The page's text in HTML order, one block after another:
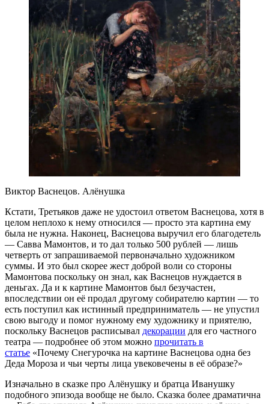
​Виктор Васнецов. Алёнушка
Кстати, Третьяков даже не удостоил ответом Васнецова, хотя в
целом неплохо к нему относился — просто эта картина ему
была не нужна. Наконец, Васнецова выручил его благодетель
— Савва Мамонтов, и то дал только 500 рублей — лишь
четверть от запрашиваемой первоначально художником
суммы. И это был скорее жест доброй воли со стороны
Мамонтова поскольку он знал, как Васнецов нуждается в
деньгах. Да и к картине Мамонтов был безучастен,
впоследствии он её продал другому собирателю картин — то
есть поступил как истинный предприниматель — не упустил
свою выгоду и помог нужному ему художнику и приятелю,
поскольку Васнецов расписывал декорации для его частного
театра — подробнее об этом можно прочитать в
статье «Почему Снегурочка на картине Васнецова одна без
Деда Мороза и чьи черты лица увековечены в её образе?»
Изначально в сказке про Алёнушку и братца Иванушку
подобного эпизода вообще не было. Сказка более драматична